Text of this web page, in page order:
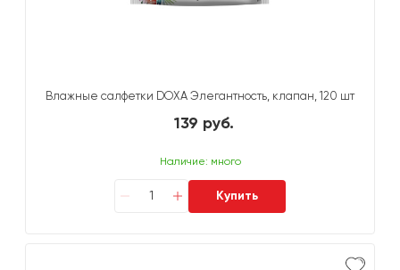
Влажные салфетки DOXA Элегантность, клапан, 120 шт
139 руб.
Наличие: много
Купить